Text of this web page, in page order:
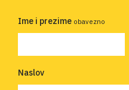
Ime i prezime obavezno
Naslov